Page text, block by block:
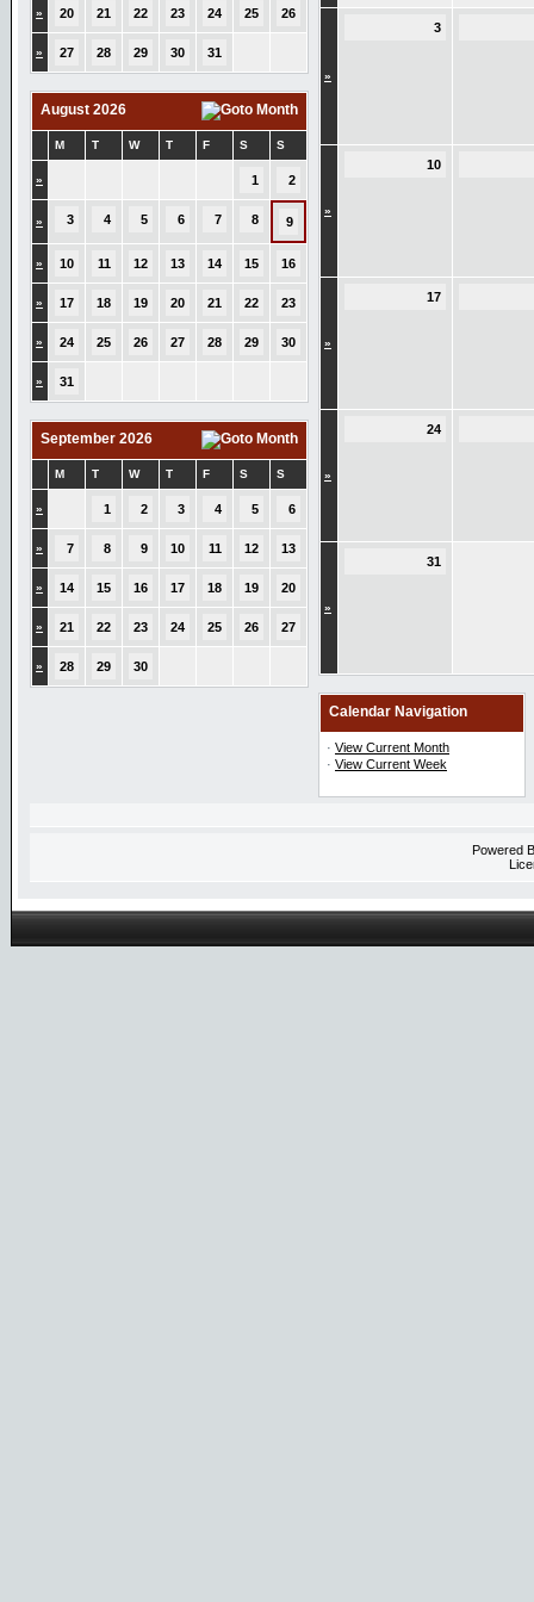
» 20 21 22 23 24 25 26
» 27 28 29 30 31
August 2026
M T W T F S S
» 1 2
» 3 4 5 6 7 8 9
» 10 11 12 13 14 15 16
» 17 18 19 20 21 22 23
» 24 25 26 27 28 29 30
» 31
September 2026
M T W T F S S
» 1 2 3 4 5 6
» 7 8 9 10 11 12 13
» 14 15 16 17 18 19 20
» 21 22 23 24 25 26 27
» 28 29 30
»
3
»
10
»
17
»
24
»
31
Calendar Navigation
· View Current Month
· View Current Week
Powered